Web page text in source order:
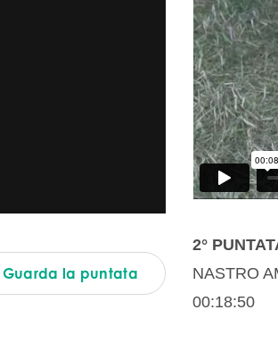
Guarda la puntata
2°
NASTRO
00:18:50